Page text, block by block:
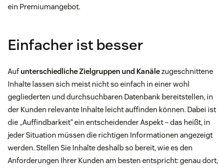
ein Premiumangebot.
Einfacher ist besser
Auf unterschiedliche Zielgruppen und Kanälezugeschnittene
Inhalte lassen sich meist nicht so einfach in einer wohl
gegliederten und durchsuchbaren Datenbank bereitstellen, in
der Kunden relevante Inhalte leicht auffinden können. Dabei ist
die „Auffindbarkeit“ ein entscheidender Aspekt – das heißt, in
jeder Situation müssen die richtigen Informationen angezeigt
werden. Stellen Sie Inhalte deshalb so bereit, wie es den
Anforderungen Ihrer Kunden am besten entspricht: genau dort,